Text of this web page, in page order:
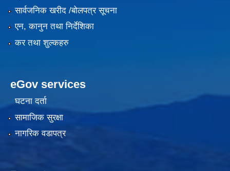
सार्वजनिक खरीद /बोलपत्र सूचना
एन, कानुन तथा निर्देशिका
कर तथा शुल्कहरु
eGov services
घटना दर्ता
सामाजिक सुरक्षा
नागरिक वडापत्र